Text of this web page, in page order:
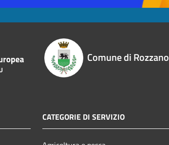
Comune di Rozzano
CATEGORIE DI SERVIZIO